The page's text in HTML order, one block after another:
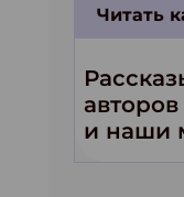
Читать
и наши